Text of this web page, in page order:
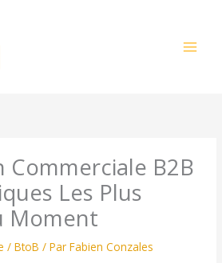
Commerciale B2B
Les Plus
Moment
/BtoB / ParFabien Conzales